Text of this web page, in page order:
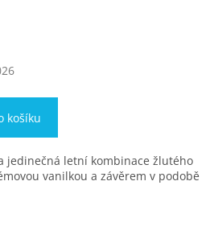
košíku
jedinečná letní kombinace žlutého
vanilkou a závěrem v podobě